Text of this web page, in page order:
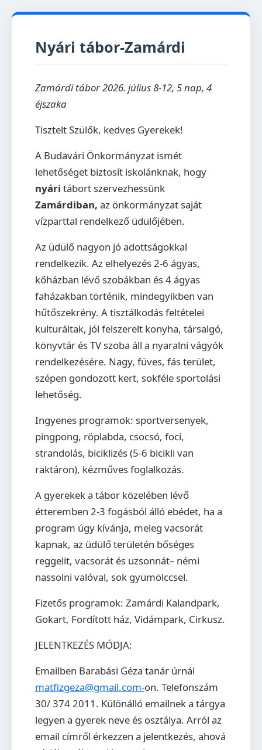
Nyári tábor-Zamárdi
Zamárdi tábor 2026. július 8-12, 5 nap, 4
éjszaka
Tisztelt Szülők, kedves Gyerekek!
A Budavári Önkormányzat ismét
lehetőséget biztosít iskolánknak, hogy
nyári tábort szervezhessünk
Zamárdiban, az önkormányzat saját
vízparttal rendelkező üdülőjében.
Az üdülő nagyon jó adottságokkal
rendelkezik. Az elhelyezés 2-6 ágyas,
kőházban lévő szobákban és 4 ágyas
faházakban történik, mindegyikben van
hűtőszekrény. A tisztálkodás feltételei
kulturáltak, jól felszerelt konyha, társalgó,
könyvtár és TV szoba áll a nyaralni vágyók
rendelkezésére. Nagy, füves, fás terület,
szépen gondozott kert, sokféle sportolási
lehetőség.
Ingyenes programok: sportversenyek,
pingpong, röplabda, csocsó, foci,
strandolás, biciklizés (5-6 bicikli van
raktáron), kézműves foglalkozás.
A gyerekek a tábor közelében lévő
étteremben 2-3 fogásból álló ebédet, ha a
program úgy kívánja, meleg vacsorát
kapnak, az üdülő területén bőséges
reggelit, vacsorát és uzsonnát– némi
nassolni valóval, sok gyümölccsel.
Fizetős programok: Zamárdi Kalandpark,
Gokart, Fordított ház, Vidámpark, Cirkusz.
JELENTKEZÉS MÓDJA:
Emailben Barabási Géza tanár úrnál
matfizgeza@gmail.com-on. Telefonszám
30/ 374 2011. Különálló emailnek a tárgya
legyen a gyerek neve és osztálya. Arról az
email címről érkezzen a jelentkezés, ahová